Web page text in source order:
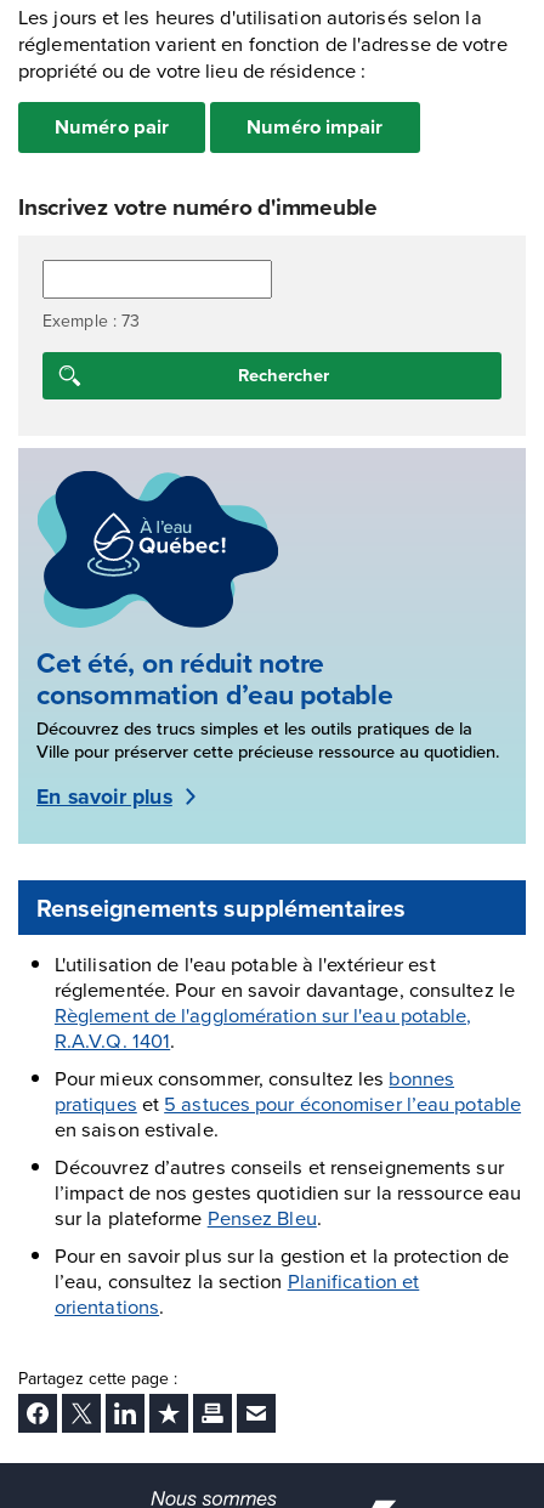
Les jours et les heures d'utilisation autorisés selon la
réglementation varient en fonction de l'adresse de votre
propriété ou de votre lieu de résidence :
Numéro pair Numéro impair
Inscrivez votre numéro d'immeuble
Exemple : 73
Cet été, on réduit notre
consommation d’eau potable
Découvrez des trucs simples et les outils pratiques de la
Ville pour préserver cette précieuse ressource au quotidien.
En savoir plus
Renseignements supplémentaires
L'utilisation de l'eau potable à l'extérieur est
réglementée. Pour en savoir davantage, consultez le
Règlement de l'agglomération sur l'eau potable,
R.A.V.Q. 1401.
Pour mieux consommer, consultez les bonnes
pratiques et 5 astuces pour économiser l’eau potable
en saison estivale.
Découvrez d’autres conseils et renseignements sur
l’impact de nos gestes quotidien sur la ressource eau
sur la plateforme Pensez Bleu.
Pour en savoir plus sur la gestion et la protection de
l’eau, consultez la section Planification et
orientations.
Partagez cette page :
Facebook
Twitter LinkedInAjouter aux favoris
ImprimerEnvoyer Ã un ami